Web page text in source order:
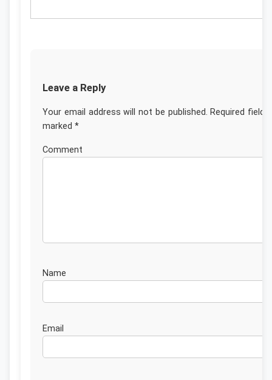
Leave a Reply
Your email address will not be published. Required fields
marked *